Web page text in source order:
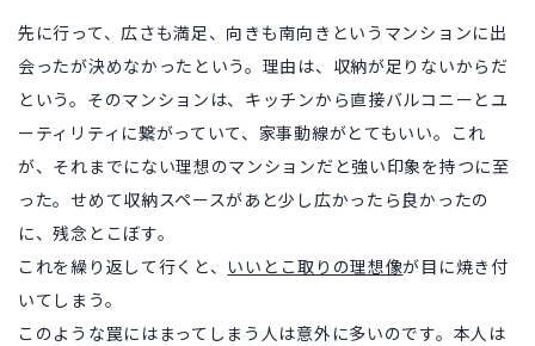
先に行って、広さも満足、向きも南向きというマンションに出
会ったが決めなかったという。理由は、収納が足りないからだ
という。そのマンションは、キッチンから直接バルコニーとユ
ーティリティに繋がっていて、家事動線がとてもいい。これ
が、それまでにない理想のマンションだと強い印象を持つに至
った。せめて収納スペースがあと少し広かったら良かったの
に、残念とこぼす。
これを繰り返して行くと、 いいとこ取りの理想像が目に焼き付
いてしまう。
このような罠にはまってしまう人は意外に多いのです。本人は